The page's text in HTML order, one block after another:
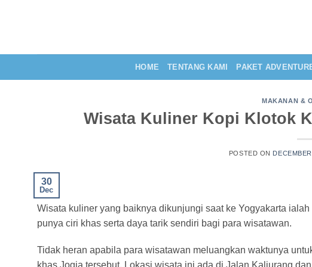
HOME TENTANG KAMI PAKET
MAKANAN &
Wisata Kuliner Kopi Klotok
POSTED ON
30
Dec
Wisata kuliner yang baiknya dikunjungi saat ke Yogyakarta
punya ciri khas serta daya tarik sendiri bagi para wisatawan.
Tidak heran apabila para wisatawan meluangkan waktunya